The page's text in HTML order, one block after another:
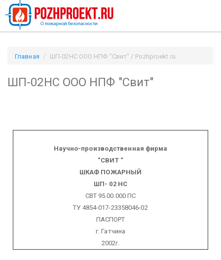
Главная ШП-02НС ООО НПФ "Свит" / Pozhproekt.ru
ШП-02НС ООО НПФ "Свит"
Научно-производственная фирма
“СВИТ “
ШКАФ ПОЖАРНЫЙ
ШП- 02 НС
СВТ 95.00.000 ПС
ТУ 4854-017-23358046-02
ПАСПОРТ
г. Гатчина
2002г.